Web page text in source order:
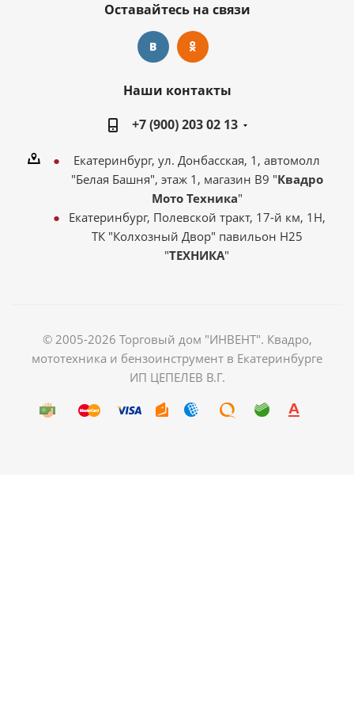
Оставайтесь на связи
Наши контакты
+7 (900) 203 02 13
Екатеринбург, ул. Донбасская, 1, автомолл
"Белая Башня", этаж 1, магазин В9 "Квадро
Мото Техника"
Екатеринбург, Полевской тракт, 17-й км, 1Н,
ТК "Колхозный Двор" павильон Н25
"ТЕХНИКА"
© 2005-2026 Торговый дом "ИНВЕНТ". Квадро,
мототехника и бензоинструмент в Екатеринбурге
ИП ЦЕПЕЛЕВ В.Г.